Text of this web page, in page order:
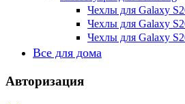
Чехлы для Galaxy
Чехлы для Galaxy
Чехлы для Galaxy
Все для дома
Авторизация